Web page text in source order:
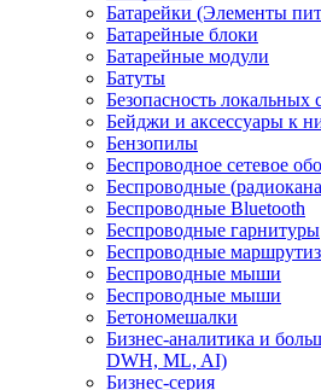
Батарейки (Элементы
Батарейные блоки
Батарейные модули
Батуты
Безопасность локальных
Бейджи и аксесcуары к
Бензопилы
Беспроводное сетевое
Беспроводные
Беспроводные Bluetooth
Беспроводные гарнитуры
Беспроводные
Беспроводные мыши
Беспроводные мыши
Бетономешалки
Бизнес-аналитика и
DWH, ML, AI)
Бизнес-серия